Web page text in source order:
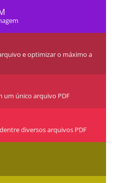
e optimizar o máximo a
um único arquivo PDF
diversos arquivos PDF